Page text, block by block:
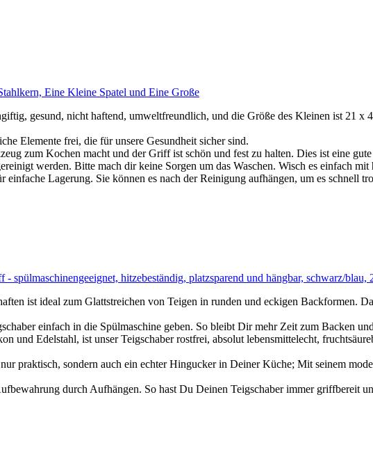
Eine Kleine Spatel und Eine Große
gesund, nicht haftend, umweltfreundlich, und die Größe des Kleinen ist 21
Elemente frei, die für unsere Gesundheit sicher sind.
zum Kochen macht und der Griff ist schön und fest zu halten. Dies ist eine
werden. Bitte mach dir keine Sorgen um das Waschen. Wisch es einfach mit
Lagerung. Sie können es nach der Reinigung aufhängen, um es schnell
hitzebeständig, platzsparend und hängbar, schwarz/blau,
ist ideal zum Glattstreichen von Teigen in runden und eckigen Backformen.
einfach in die Spülmaschine geben. So bleibt Dir mehr Zeit zum Backen
Edelstahl, ist unser Teigschaber rostfrei, absolut lebensmittelecht,
sondern auch ein echter Hingucker in Deiner Küche; Mit seinem
durch Aufhängen. So hast Du Deinen Teigschaber immer griffbereit